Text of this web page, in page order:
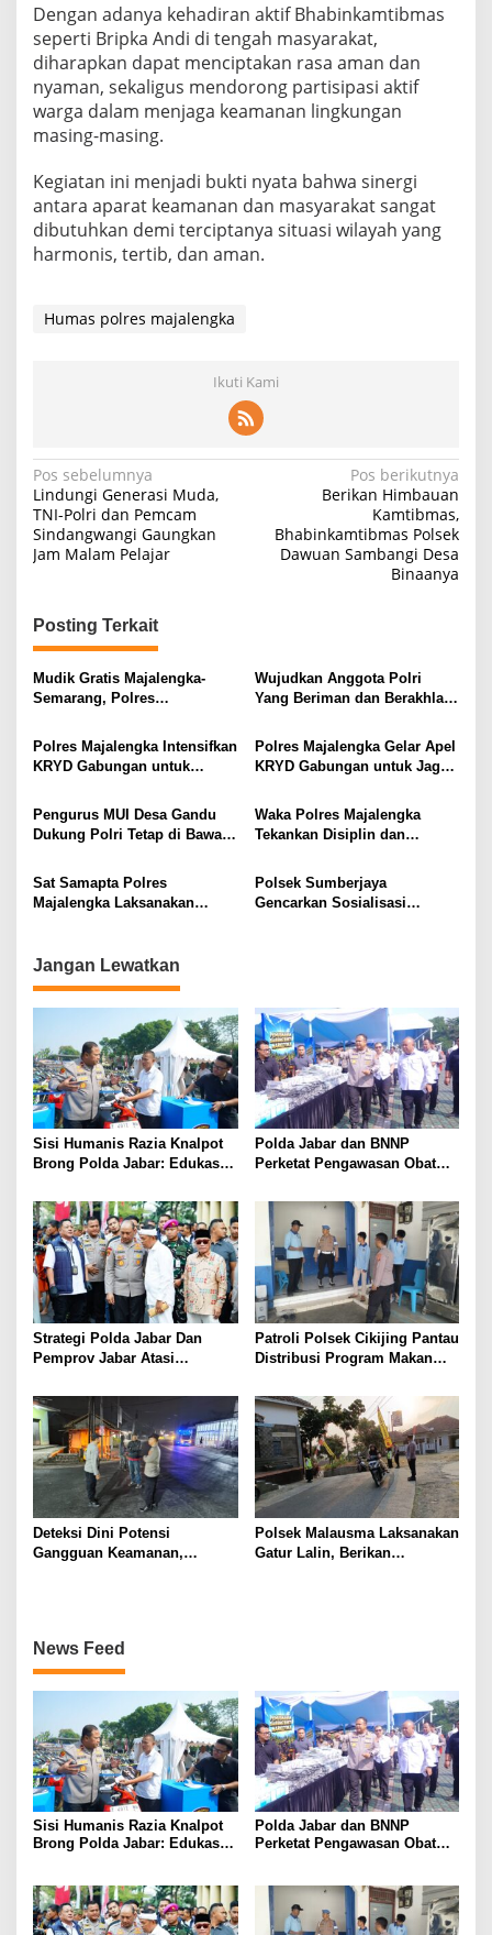
Dengan adanya kehadiran aktif Bhabinkamtibmas
seperti Bripka Andi di tengah masyarakat,
diharapkan dapat menciptakan rasa aman dan
nyaman, sekaligus mendorong partisipasi aktif
warga dalam menjaga keamanan lingkungan
masing-masing.
Kegiatan ini menjadi bukti nyata bahwa sinergi
antara aparat keamanan dan masyarakat sangat
dibutuhkan demi terciptanya situasi wilayah yang
harmonis, tertib, dan aman.
Humas polres majalengka
Ikuti Kami
Navigasi
pos
Pos sebelumnya
Lindungi Generasi Muda,
TNI-Polri dan Pemcam
Sindangwangi Gaungkan
Jam Malam Pelajar
Pos berikutnya
Berikan Himbauan
Kamtibmas,
Bhabinkamtibmas Polsek
Dawuan Sambangi Desa
Binaanya
Posting Terkait
Mudik Gratis Majalengka-
Semarang, Polres
Wujudkan Anggota Polri
Yang Beriman dan Berakhlak
Binrohtal Melalui Zoom
Meeting
Polres Majalengka Intensifkan
KRYD Gabungan untuk
Polres Majalengka Gelar Apel
KRYD Gabungan untuk Jaga
Pengurus MUI Desa Gandu
Dukung Polri Tetap di Bawah
Waka Polres Majalengka
Tekankan Disiplin dan
Jam Pimpinan
Sat Samapta Polres
Majalengka Laksanakan
Polsek Sumberjaya
Gencarkan Sosialisasi
Jangan Lewatkan
Sisi Humanis Razia Knalpot
Brong Polda Jabar: Edukasi
Knalpot Sukarela
Polda Jabar dan BNNP
Perketat Pengawasan Obat
Targetkan Jaringan Lintas
Provinsi
Strategi Polda Jabar Dan
Pemprov Jabar Atasi
Patroli Polsek Cikijing Pantau
Distribusi Program Makan
Sindangpanji
Deteksi Dini Potensi
Gangguan Keamanan,
Polsek Malausma Laksanakan
Gatur Lalin, Berikan
News Feed
Sisi Humanis Razia Knalpot
Brong Polda Jabar: Edukasi
Polda Jabar dan BNNP
Perketat Pengawasan Obat
Provinsi